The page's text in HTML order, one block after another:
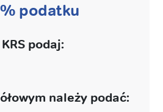
podatku
podaj:
należy podać: